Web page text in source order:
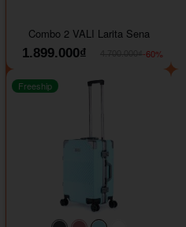
Combo 2 VALI Larita Sena
1.899.000₫
-60%
Freeship